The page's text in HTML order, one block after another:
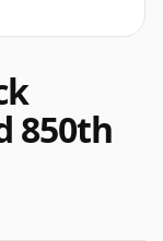
850th